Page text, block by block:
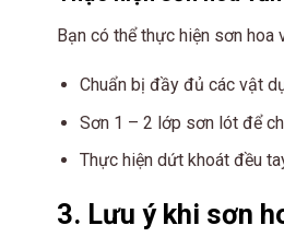
Bạn có thể thực hiện sơn
Chuẩn bị đầy đủ các vật
Sơn 1 – 2 lớp sơn lót để
Thực hiện dứt khoát đều
3. Lưu ý khi sơn